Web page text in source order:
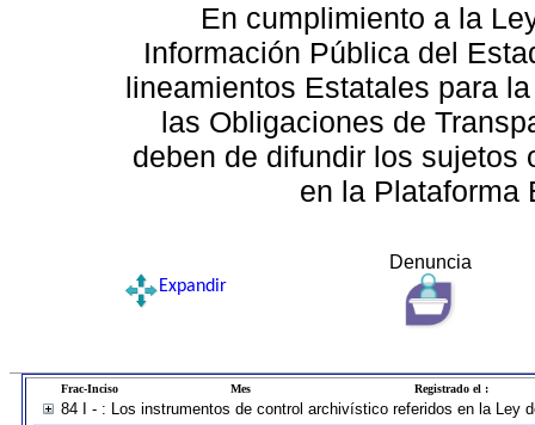
En cumplimiento a la
Información Pública del
lineamientos Estatales para
las Obligaciones de
deben de difundir los sujetos
en la Plataforma
Denuncia
Expandir
Frac-Inciso Mes Registrado el :
84 I - : Los instrumentos de control archivístico referidos en la Ley